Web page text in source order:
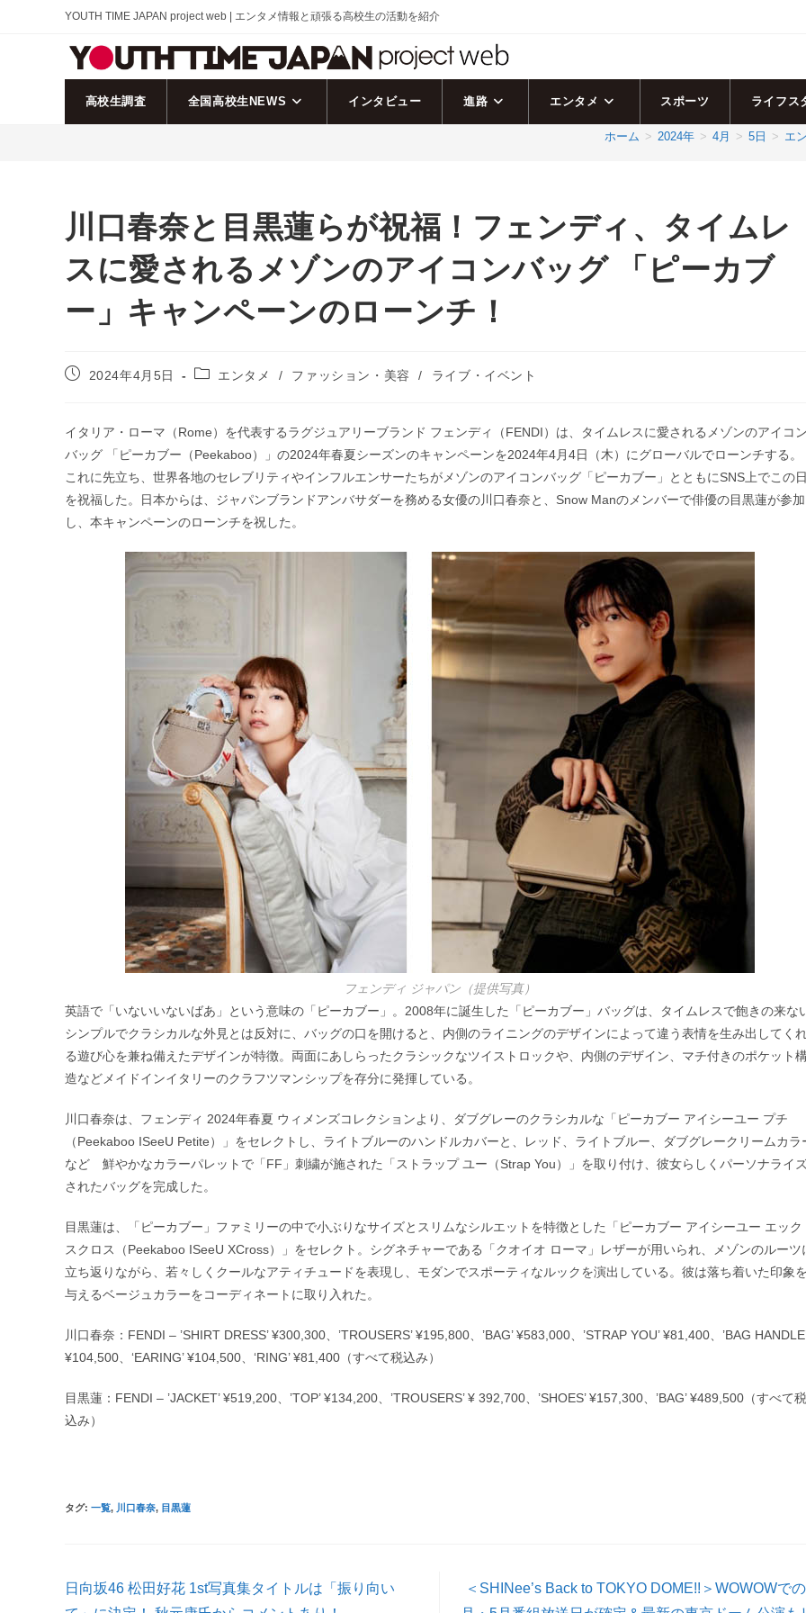
YOUTH TIME JAPAN project web | エンタメ情報と頑張る高校生の活動を紹介
高校生調査 全国高校生NEWS インタビュー 進路 エンタメ スポーツ ライフス
ホーム > 2024年 > 4月 > 5日 > エ
川口春奈と目黒蓮らが祝福！フェンディ、タイムレ
スに愛されるメゾンのアイコンバッグ 「ピーカブ
ー」キャンペーンのローンチ！
投
日:
2024年4月5日
投
ゴ
リ
ー:
エンタメ / ファッション・美容 / ライブ・イベント
イタリア・ローマ（Rome）を代表するラグジュアリーブランド フェンディ（FENDI）は、タイムレスに愛されるメゾンのアイコン
バッグ 「ピーカブー（Peekaboo）」の2024年春夏シーズンのキャンペーンを2024年4月4日（木）にグローバルでローンチする。
これに先立ち、世界各地のセレブリティやインフルエンサーたちがメゾンのアイコンバッグ「ピーカブー」とともにSNS上でこの日
を祝福した。日本からは、ジャパンブランドアンバサダーを務める女優の川口春奈と、Snow Manのメンバーで俳優の目黒蓮が参加
し、本キャンペーンのローンチを祝した。
フェンディ ジャパン（提供写真）
英語で「いないいないばあ」という意味の「ピーカブー」。​2008年に誕生した「ピーカブー」バッグは、タイムレスで飽きの来な
シンプルでクラシカルな外見とは反対に、​バッグの口を開けると、内側のライニングのデザインによって違う表情を生み出してく
る遊び心を兼ね備えたデザインが特徴。​両面にあしらったクラシックなツイストロックや、内側のデザイン、マチ付きのポケット
造など​メイドインイタリーのクラフツマンシップを存分に発揮している。
川口春奈は、フェンディ 2024年春夏 ウィメンズコレクションより、ダブグレーのクラシカルな「ピーカブー アイシーユー プチ
（Peekaboo ISeeU Petite）」をセレクトし、ライトブルーのハンドルカバーと、レッド、ライトブルー、ダブグレークリームカラ
など 鮮やかなカラーパレットで「FF」刺繍が施された「ストラップ ユー（Strap You）」を取り付け、彼女らしくパーソナライ
されたバッグを完成した。
目黒蓮は、「ピーカブー」ファミリーの中で小ぶりなサイズとスリムなシルエットを特徴とした「ピーカブー アイシーユー エック
スクロス（Peekaboo ISeeU XCross）」をセレクト。シグネチャーである「クオイオ ローマ」レザーが用いられ、メゾンのルーツ
立ち返りながら、若々しくクールなアティチュードを表現し​、モダンでスポーティなルックを演出している。彼は落ち着いた印象を
与えるベージュカラーをコーディネートに取り入れた。
川口春奈：FENDI – ’SHIRT DRESS’ ¥300,300、’TROUSERS’ ¥195,800、’BAG’ ¥583,000、’STRAP YOU’ ¥81,400、’BAG HANDLE’
¥104,500、‘EARING’ ¥104,500、‘RING’ ¥81,400（すべて税込み）
目黒蓮：FENDI – ’JACKET’ ¥519,200、’TOP’ ¥134,200、’TROUSERS’ ¥ 392,700、’SHOES’ ¥157,300、’BAG’ ¥489,500（すべて税
込み）
タグ: 一覧, 川口春奈, 目黒蓮
そ
の
日向坂46 松田好花 1st写真集タイトルは「振り向い
＜SHINee’s Back to TOKYO DOME!!＞WOWOWで